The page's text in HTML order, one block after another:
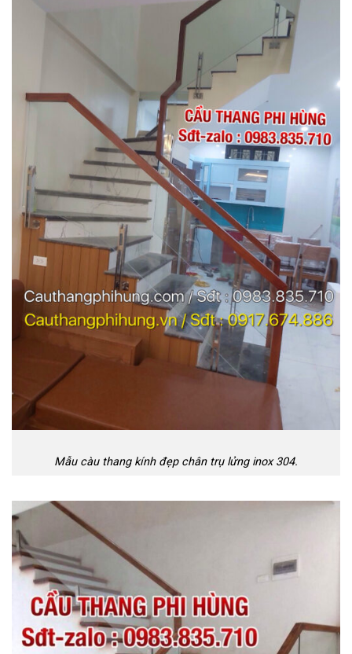
Mẫu càu thang kính đẹp chân trụ lửng inox 304.